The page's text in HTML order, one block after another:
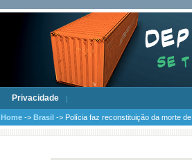
Privacidade
Home -> Brasil -> Polícia faz reconstituição da morte